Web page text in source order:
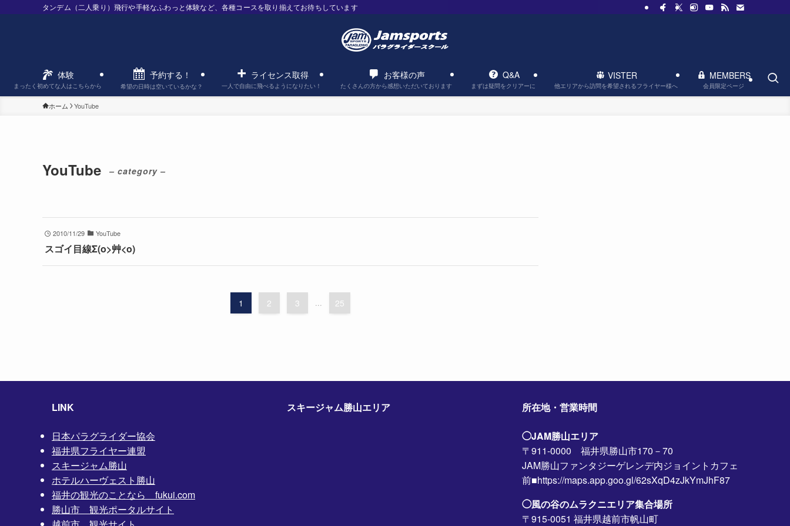
タンデム（二人乗り）飛行や手軽なふわっと体験など、各種コースを取り揃えてお待ちしています
体験
まったく初めてな人はこちらから
予約する！
希望の日時は空いているかな？
ライセンス取得
一人で自由に飛べるようになりたい！
お客様の声
たくさんの方から感想いただいております
Q&A
まずは疑問をクリアーに
VISTER
他エリアから訪問を希望されるフライヤー様へ
MEMBERS
会員限定ページ
ホーム YouTube
YouTube – category –
2010/11/29 YouTube
スゴイ目線Σ(o>艸<o)
1 2 3 ... 25
LINK
日本パラグライダー協会
福井県フライヤー連盟
スキージャム勝山
ホテルハーヴェスト勝山
福井の観光のことなら fukui.com
勝山市 観光ポータルサイト
スキージャム勝山エリア 所在地・営業時間
◯JAM勝山エリア
〒911-0000 福井県勝山市170－70
JAM勝山ファンタジーゲレンデ内ジョイントカフェ
前■https://maps.app.goo.gl/62sXqD4zJkYmJhF87
◯風の谷のムラクニエリア集合場所
〒915-0051 福井県越前市帆山町